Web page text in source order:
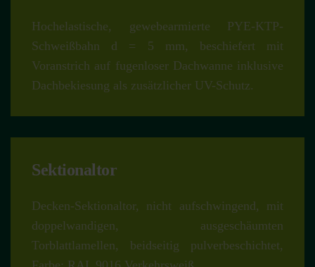
Hochelastische, gewebearmierte PYE-KTP-
Schweißbahn d = 5 mm, beschiefert mit
Voranstrich auf fugenloser Dachwanne inklusive
Dachbekiesung als zusätzlicher UV-Schutz.
Sektionaltor
Decken-Sektionaltor, nicht aufschwingend, mit
doppelwandigen, ausgeschäumten
Torblattlamellen, beidseitig pulverbeschichtet,